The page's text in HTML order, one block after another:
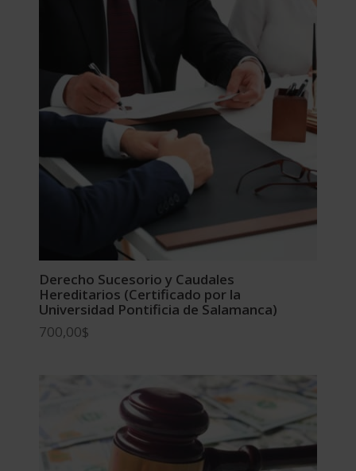
Derecho Sucesorio y Caudales
Hereditarios (Certificado por la
Universidad Pontificia de Salamanca)
700,00$